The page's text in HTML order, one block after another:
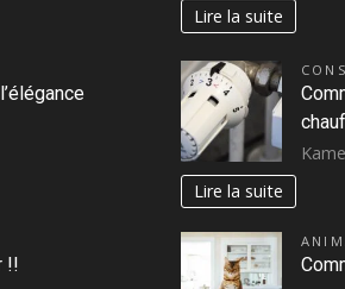
Lire la suite
Lire la suite
!!